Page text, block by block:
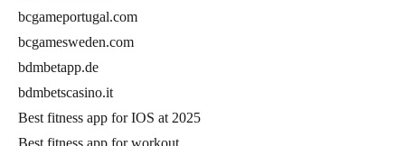
bcgameportugal.com
bcgamesweden.com
bdmbetapp.de
bdmbetscasino.it
Best fitness app for IOS at 2025
Best fitness app for workout